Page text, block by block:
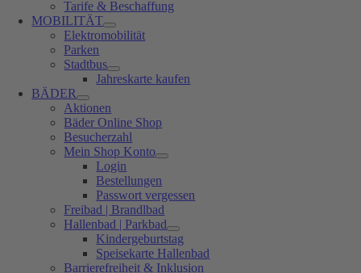
Tarife & Beschaffung
MOBILITÄT
Elektromobilität
Parken
Stadtbus
Jahreskarte kaufen
BÄDER
Aktionen
Bäder Online Shop
Besucherzahl
Mein Shop Konto
Login
Bestellungen
Passwort vergessen
Freibad | Brandlbad
Hallenbad | Parkbad
Kindergeburtstag
Speisekarte Hallenbad
Barrierefreiheit & Inklusion